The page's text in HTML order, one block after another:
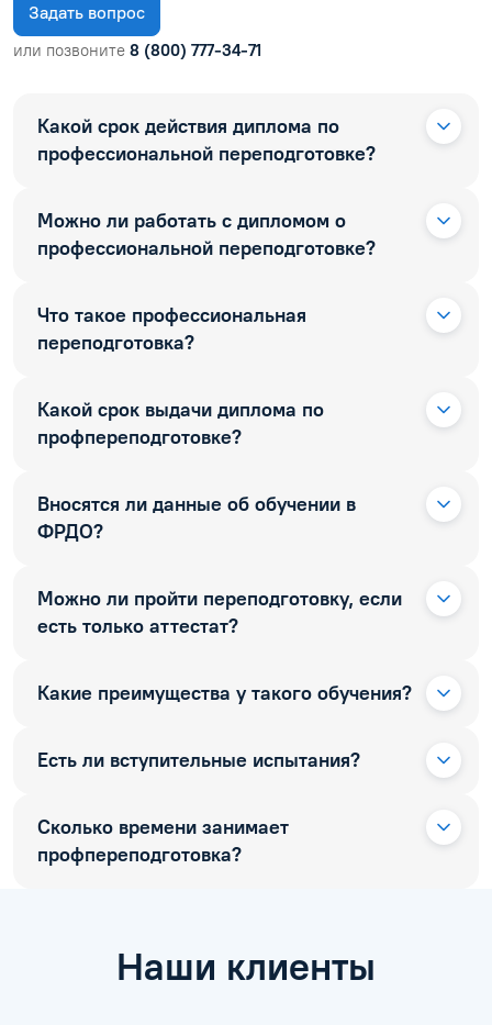
Задать вопрос
или позвоните 8 (800) 777-34-71
Какой срок действия диплома по
профессиональной переподготовке?
Можно ли работать с дипломом о
профессиональной переподготовке?
Что такое профессиональная
переподготовка?
Какой срок выдачи диплома по
профпереподготовке?
Вносятся ли данные об обучении в
ФРДО?
Можно ли пройти переподготовку, если
есть только аттестат?
Какие преимущества у такого обучения?
Есть ли вступительные испытания?
Сколько времени занимает
профпереподготовка?
Наши клиенты